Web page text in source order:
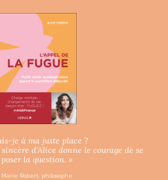
je à ma juste place ?
d’Alice donne le courage de se
poser la question. »
Marie Robert, philosophe